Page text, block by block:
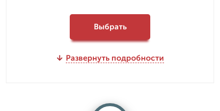
Выбрать
Развернуть подробности